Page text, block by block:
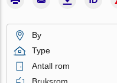
By
Type
Antall rom
Bruksrom